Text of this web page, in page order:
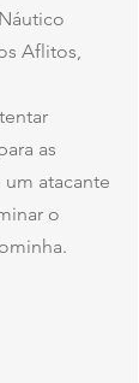
Aflitos,
as
atacante
o